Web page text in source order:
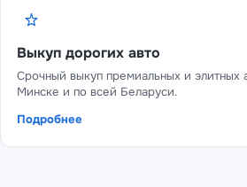
Выкуп дорогих авто
Срочный выкуп премиальных и элитных
Минске и по всей Беларуси.
Подробнее